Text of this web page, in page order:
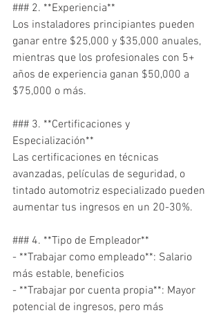
### 2. **Experiencia**
Los instaladores principiantes pueden
ganar entre $25,000 y $35,000 anuales,
mientras que los profesionales con 5+
años de experiencia ganan $50,000 a
$75,000 o más.
### 3. **Certificaciones y
Especialización**
Las certificaciones en técnicas
avanzadas, películas de seguridad, o
tintado automotriz especializado pueden
aumentar tus ingresos en un 20-30%.
### 4. **Tipo de Empleador**
- **Trabajar como empleado**: Salario
más estable, beneficios
- **Trabajar por cuenta propia**: Mayor
potencial de ingresos, pero más